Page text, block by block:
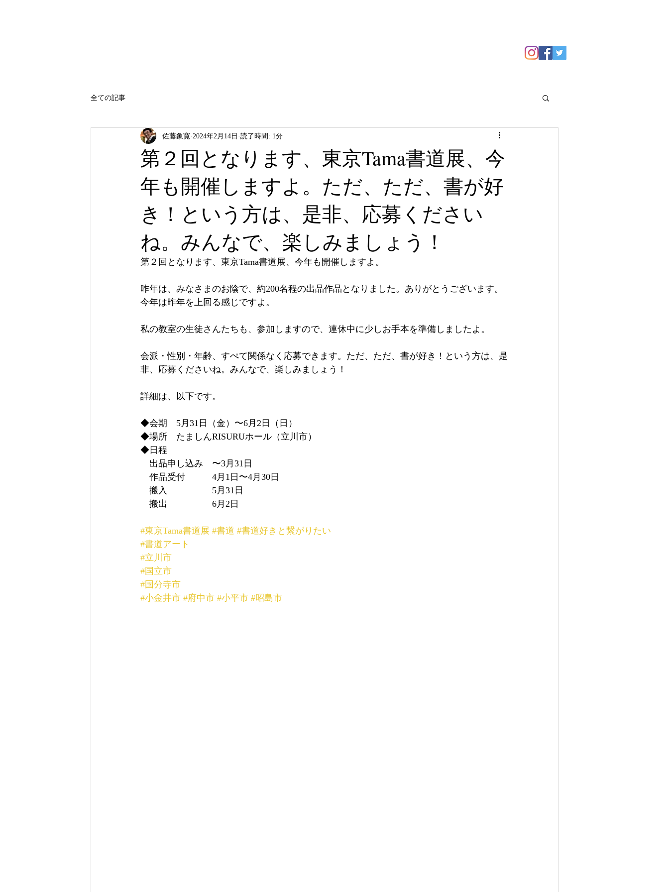
全ての記事
第２回となります、東京Tama書道展、今
年も開催しますよ。ただ、ただ、書が好
き！という方は、是非、応募ください
ね。みんなで、楽しみましょう！
佐藤象寛 2024年2月14日 読了時間: 1分
第２回となります、東京Tama書道展、今年も開催しますよ。
昨年は、みなさまのお陰で、約200名程の出品作品となりました。ありがとうございます。
今年は昨年を上回る感じですよ。
私の教室の生徒さんたちも、参加しますので、連休中に少しお手本を準備しましたよ。
会派・性別・年齢、すぺて関係なく応募できます。ただ、ただ、書が好き！という方は、是
非、応募くださいね。みんなで、楽しみましょう！
詳細は、以下です。
◆会期　5月31日（金）〜6月2日（日）
◆場所　たましんRISURUホール（立川市）
◆日程
出品申し込み　〜3月31日
作品受付　　　4月1日〜4月30日
搬入　　　　　5月31日
搬出　　　　　6月2日
#東京Tama書道展 #書道 #書道好きと繋がりたい
#書道アート
#立川市
#国立市
#国分寺市
#小金井市 #府中市 #小平市 #昭島市